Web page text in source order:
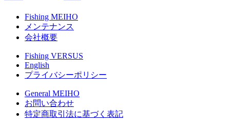
Fishing MEIHO
メンテナンス
会社概要
Fishing VERSUS
English
プライバシーポリシー
General MEIHO
お問い合わせ
特定商取引法に基づく表記